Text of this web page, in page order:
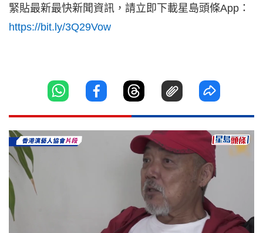
緊貼最新最快新聞資訊，請立即下載星島頭條App：
https://bit.ly/3Q29Vow